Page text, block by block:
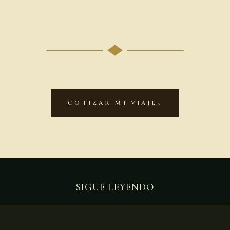
COTIZAR MI VIAJE
SIGUE LEYENDO